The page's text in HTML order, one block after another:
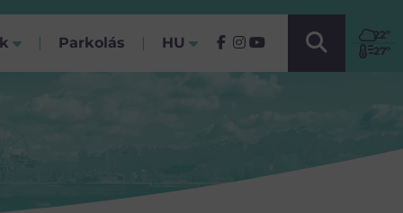
Parkolás
(Jelenlegi)
HU
VÁLASSZ NYELVET! 22º
27º